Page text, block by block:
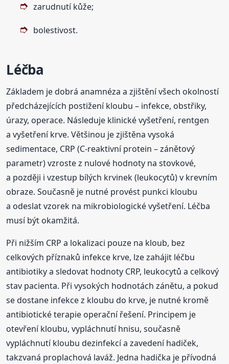
zarudnutí kůže;
bolestivost.
Léčba
Základem je dobrá anamnéza a zjištění všech okolností
předcházejících postižení kloubu – infekce, obstřiky,
úrazy, operace. Následuje klinické vyšetření, rentgen
a vyšetření krve. Většinou je zjištěna vysoká
sedimentace, CRP (C-reaktivní protein – zánětový
parametr) vzroste z nulové hodnoty na stovkové,
a později i vzestup bílých krvinek (leukocytů) v krevním
obraze. Současně je nutné provést punkci kloubu
a odeslat vzorek na mikrobiologické vyšetření. Léčba
musí být okamžitá.
Při nižším CRP a lokalizaci pouze na kloub, bez
celkových příznaků infekce krve, lze zahájit léčbu
antibiotiky a sledovat hodnoty CRP, leukocytů a celkový
stav pacienta. Při vysokých hodnotách zánětu, a pokud
se dostane infekce z kloubu do krve, je nutné kromě
antibiotické terapie operační řešení. Principem je
otevření kloubu, vypláchnutí hnisu, současně
vypláchnutí kloubu dezinfekcí a zavedení hadiček,
takzvaná proplachová laváž. Jedna hadička je přívodná